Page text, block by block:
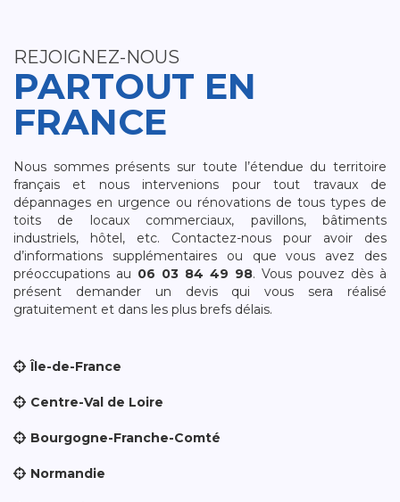
REJOIGNEZ-NOUS
PARTOUT EN
FRANCE
Nous sommes présents sur toute l’étendue du territoire
français et nous intervenions pour tout travaux de
dépannages en urgence ou rénovations de tous types de
toits de locaux commerciaux, pavillons, bâtiments
industriels, hôtel, etc. Contactez-nous pour avoir des
d’informations supplémentaires ou que vous avez des
préoccupations au 06 03 84 49 98. Vous pouvez dès à
présent demander un devis qui vous sera réalisé
gratuitement et dans les plus brefs délais.
Île-de-France
Centre-Val de Loire
Bourgogne-Franche-Comté
Normandie